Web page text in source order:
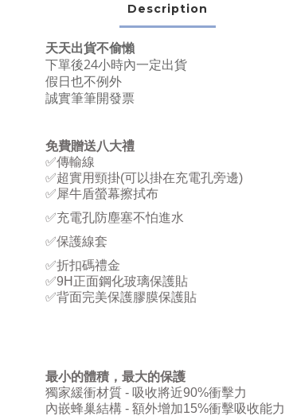
Description
天天出貨不偷懶
下單後24小時內一定出貨
假日也不例外
誠實筆筆開發票
免費贈送八大禮
✅傳輸線
✅超實用頸掛(可以掛在充電孔旁邊)
✅犀牛盾螢幕擦拭布
✅充電孔防塵塞不怕進水
✅保護線套
✅折扣碼禮金
✅9H 正面鋼化玻璃保護貼
✅背面完美保護膠膜保護貼
最小的體積，最大的保護
獨家緩衝材質 - 吸收將近90%衝擊力
內嵌蜂巢結構 - 額外增加15%衝擊吸收能力